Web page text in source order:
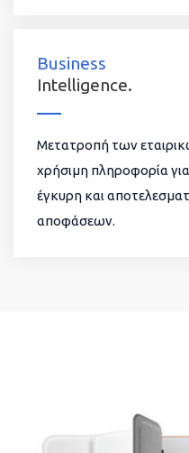
Business
Intelligence.
Μετατροπή των
χρήσιμη πληροφορία
έγκυρη και
αποφάσεων.